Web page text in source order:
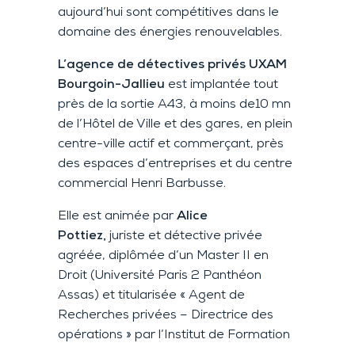
aujourd’hui sont compétitives dans le
domaine des énergies renouvelables.
L’agence de détectives privés UXAM
Bourgoin-Jallieu est implantée tout
près de la sortie A43, à moins de10 mn
de l’Hôtel de Ville et des gares, en plein
centre-ville actif et commerçant, près
des espaces d’entreprises et du centre
commercial Henri Barbusse.
Elle est animée par Alice
Pottiez, juriste et détective privée
agréée, diplômée d’un Master II en
Droit (Université Paris 2 Panthéon
Assas) et titularisée « Agent de
Recherches privées – Directrice des
opérations » par l’Institut de Formation